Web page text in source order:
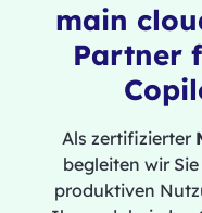
main
Partner
Als zertifizierter
begleiten wir
produktiven